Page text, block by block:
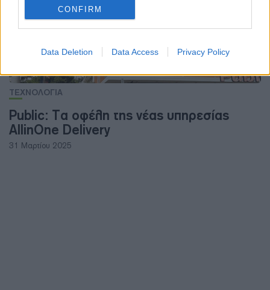
CONFIRM
Data Deletion Data Access Privacy Policy
ΤΕΧΝΟΛΟΓΙΑ
Public: Τα οφέλη της νέας υπηρεσίας
AllinOne Delivery
31 Μαρτίου 2025